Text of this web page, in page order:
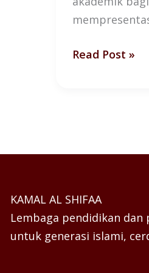
Read Post »
KAMAL AL SHIFAA
Lembaga pendidikan dan
untuk generasi islami,